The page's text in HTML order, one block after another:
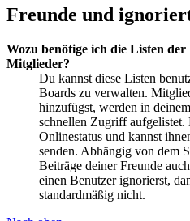
Freunde und
Wozu benötige ich die Listen
Mitglieder?
Du kannst diese Listen
Boards zu verwalten.
hinzufügst, werden in
schnellen Zugriff aufgelistet.
Onlinestatus und kannst
senden. Abhängig von dem
Beiträge deiner Freunde
einen Benutzer ignorierst,
standardmäßig nicht.